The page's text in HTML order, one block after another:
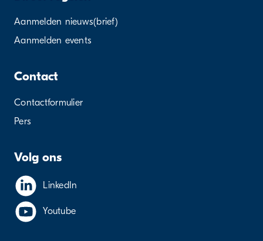
Aanmelden nieuws(brief)
Aanmelden events
Contact
Contactformulier
Pers
Volg ons
LinkedIn
Youtube